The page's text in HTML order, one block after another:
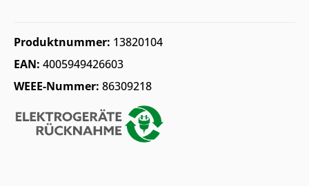
Produktnummer: 13820104
EAN: 4005949426603
WEEE-Nummer: 86309218